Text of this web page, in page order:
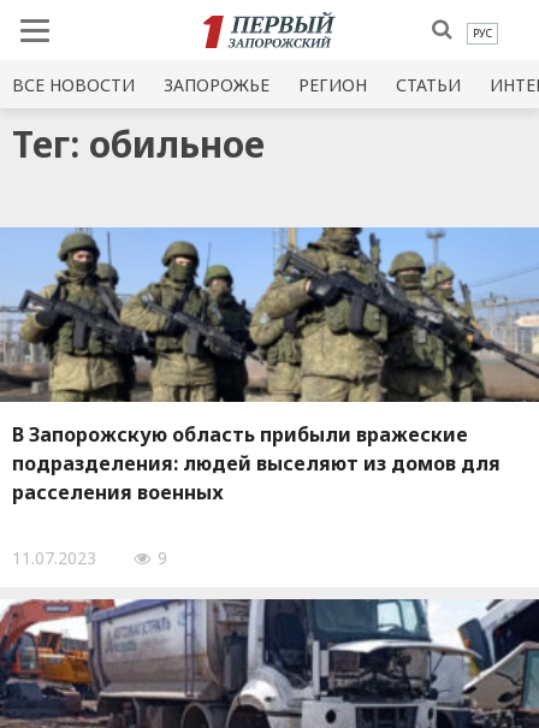
РУС
ВСЕ НОВОСТИ ЗАПОРОЖЬЕ РЕГИОН СТАТЬИ
Тег: обильное
В Запорожскую область прибыли вражеские
подразделения: людей выселяют из домов для
расселения военных
11.07.2023 9